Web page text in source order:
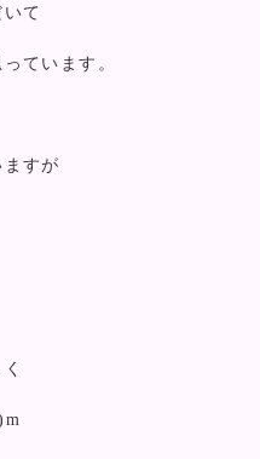
て
ています。
すが